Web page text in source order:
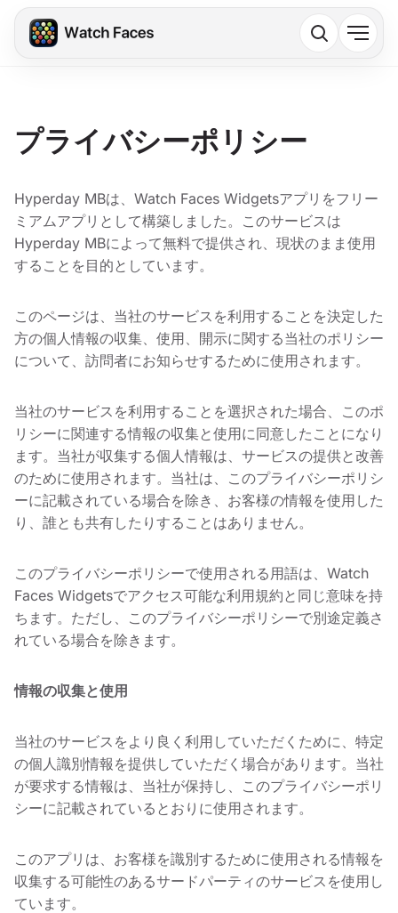
プライバシーポリシー
Hyperday MBは、Watch Faces Widgetsアプリをフリー
ミアムアプリとして構築しました。このサービスは
Hyperday MBによって無料で提供され、現状のまま使用
することを目的としています。
このページは、当社のサービスを利用することを決定した
方の個人情報の収集、使用、開示に関する当社のポリシー
について、訪問者にお知らせするために使用されます。
当社のサービスを利用することを選択された場合、このポ
リシーに関連する情報の収集と使用に同意したことになり
ます。当社が収集する個人情報は、サービスの提供と改善
のために使用されます。当社は、このプライバシーポリシ
ーに記載されている場合を除き、お客様の情報を使用した
り、誰とも共有したりすることはありません。
このプライバシーポリシーで使用される用語は、Watch
Faces Widgetsでアクセス可能な利用規約と同じ意味を持
ちます。ただし、このプライバシーポリシーで別途定義さ
れている場合を除きます。
情報の収集と使用
当社のサービスをより良く利用していただくために、特定
の個人識別情報を提供していただく場合があります。当社
が要求する情報は、当社が保持し、このプライバシーポリ
シーに記載されているとおりに使用されます。
このアプリは、お客様を識別するために使用される情報を
収集する可能性のあるサードパーティのサービスを使用し
ています。